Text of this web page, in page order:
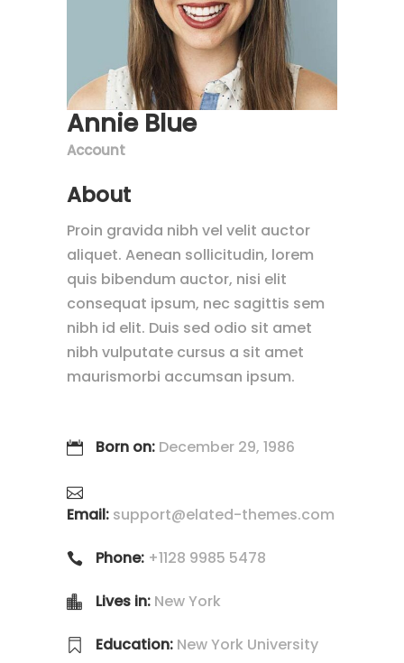
Annie Blue
Account
About
Proin gravida nibh vel velit auctor
aliquet. Aenean sollicitudin, lorem
quis bibendum auctor, nisi elit
consequat ipsum, nec sagittis sem
nibh id elit. Duis sed odio sit amet
nibh vulputate cursus a sit amet
maurismorbi accumsan ipsum.
Born on: December 29, 1986
Email: support@elated-themes.com
Phone: +1128 9985 5478
Lives in: New York
Education: New York University